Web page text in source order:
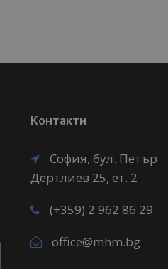
Контакти
София, бул. Петър
Дертлиев 25, ет. 2
(+359) 2 962 86 29
office@mhm.bg